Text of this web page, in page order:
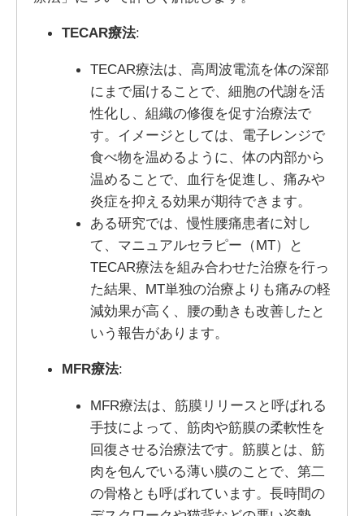
TECAR療法:
TECAR療法は、高周波電流を体の深部
にまで届けることで、細胞の代謝を活
性化し、組織の修復を促す治療法で
す。イメージとしては、電子レンジで
食べ物を温めるように、体の内部から
温めることで、血行を促進し、痛みや
炎症を抑える効果が期待できます。
ある研究では、慢性腰痛患者に対し
て、マニュアルセラピー（MT）と
TECAR療法を組み合わせた治療を行っ
た結果、MT単独の治療よりも痛みの軽
減効果が高く、腰の動きも改善したと
いう報告があります。
MFR療法:
MFR療法は、筋膜リリースと呼ばれる
手技によって、筋肉や筋膜の柔軟性を
回復させる治療法です。筋膜とは、筋
肉を包んでいる薄い膜のことで、第二
の骨格とも呼ばれています。長時間の